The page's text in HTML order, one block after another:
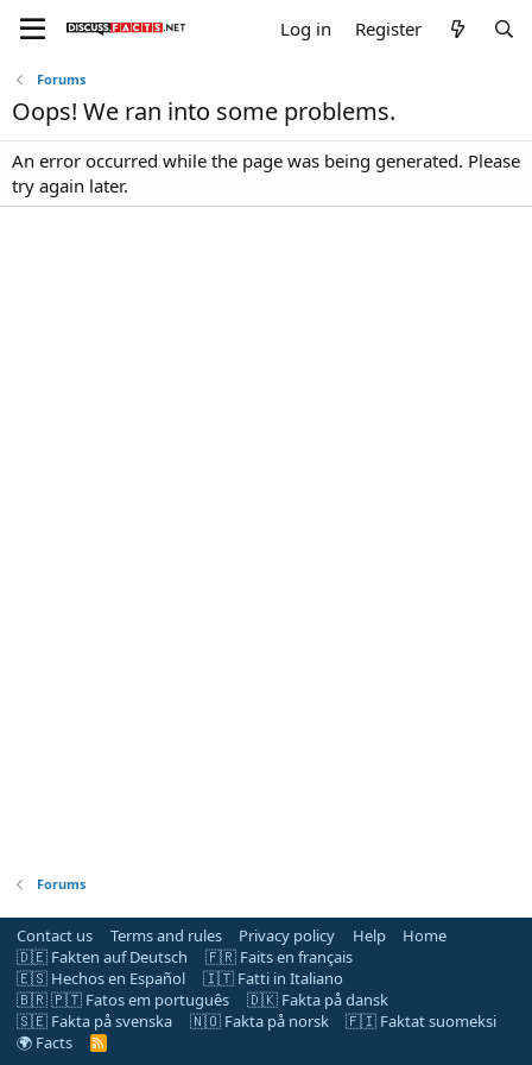
Log in Register
Forums
Oops! We ran into some problems.
An error occurred while the page was being generated. Please
try again later.
Forums
Contact us Terms and rules Privacy policy Help
Home
🇩🇪 Fakten auf Deutsch
🇫🇷 Faits en français
🇪🇸 Hechos en Español
🇮🇹 Fatti in Italiano
🇧🇷 🇵🇹 Fatos em português
🇩🇰 Fakta på dansk
🇸🇪 Fakta på svenska
🇳🇴 Fakta på norsk
🇫🇮 Faktat suomeksi
🌍 Facts
R